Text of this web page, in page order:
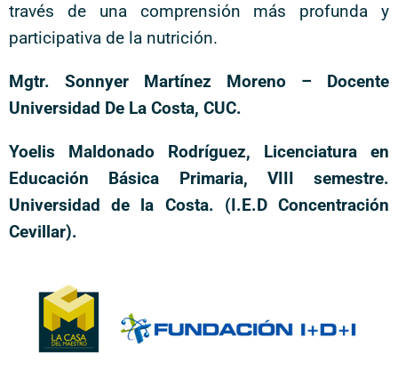
través de una comprensión más profunda y
participativa de la nutrición.
Mgtr. Sonnyer Martínez Moreno – Docente
Universidad De La Costa, CUC.
Yoelis Maldonado Rodríguez, Licenciatura en
Educación Básica Primaria, VIII semestre.
Universidad de la Costa. (I.E.D Concentración
Cevillar).